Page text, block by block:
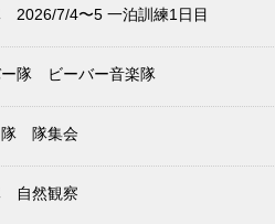
2026/7/4〜5 一泊訓練1日目
ー隊 ビーバー音楽隊
隊 隊集会
自然観察